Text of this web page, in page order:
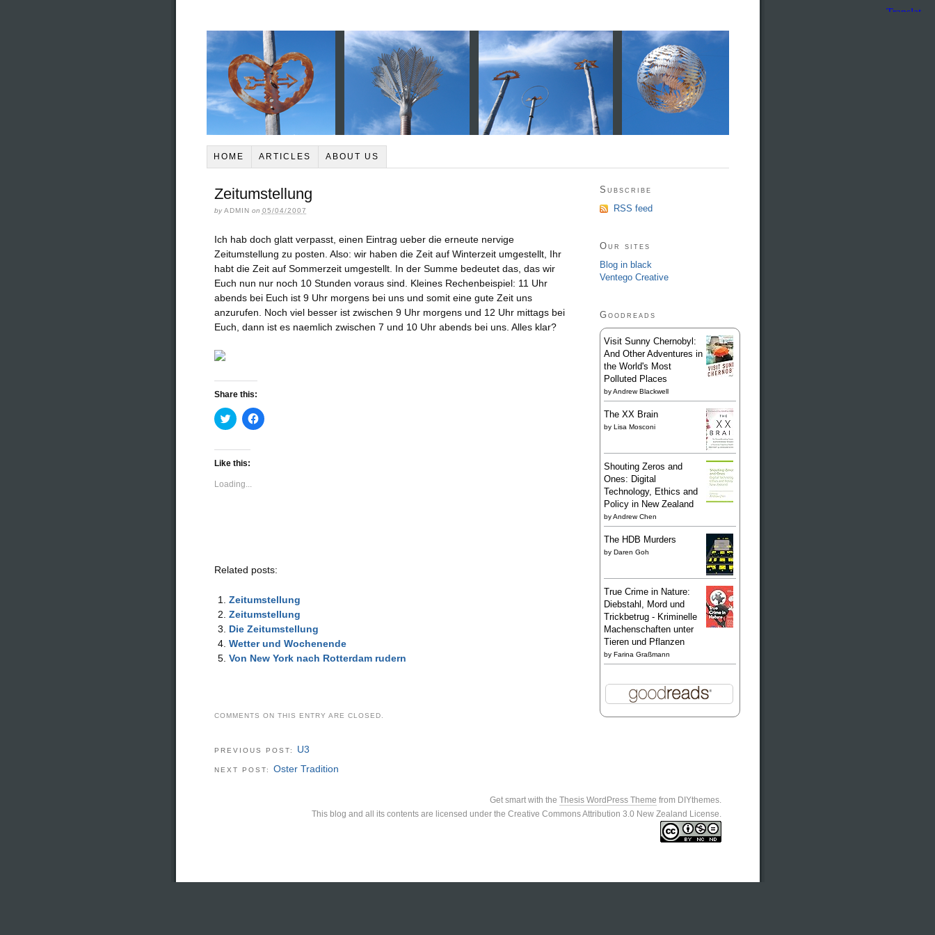
HOME ARTICLES ABOUT US
Zeitumstellung
byADMIN on 05/04/2007
Ich hab doch glatt verpasst, einen Eintrag ueber die erneute nervige
Zeitumstellung zu posten. Also: wir haben die Zeit auf Winterzeit umgestellt, Ihr
habt die Zeit auf Sommerzeit umgestellt. In der Summe bedeutet das, das wir
Euch nun nur noch 10 Stunden voraus sind. Kleines Rechenbeispiel: 11 Uhr
abends bei Euch ist 9 Uhr morgens bei uns und somit eine gute Zeit uns
anzurufen. Noch viel besser ist zwischen 9 Uhr morgens und 12 Uhr mittags bei
Euch, dann ist es naemlich zwischen 7 und 10 Uhr abends bei uns. Alles klar?
Share this:
Click
to
Twitter
(Opens
new
window)
Click
to
Like this:
Loading...
Related posts:
Zeitumstellung
Zeitumstellung
Die Zeitumstellung
Wetter und Wochenende
Von New York nach Rotterdam rudern
COMMENTS ON THIS ENTRY ARE CLOSED.
PREVIOUS POST: U3
NEXT POST: Oster Tradition
Subscribe
RSS feed
Our sites
Blog in black
Ventego Creative
Goodreads
Visit Sunny Chernobyl:
And Other Adventures in
the World's Most
Polluted Places
byAndrew Blackwell
The XX Brain
by Lisa Mosconi
Shouting Zeros and
Ones: Digital
Technology, Ethics and
Policy in New Zealand
byAndrew Chen
The HDB Murders
by Daren Goh
True Crime in Nature:
Diebstahl, Mord und
Trickbetrug - Kriminelle
Machenschaften unter
Tieren und Pflanzen
by Farina Graßmann
Get smart with the Thesis WordPress Theme from DIYthemes.
This blog and all its contents are licensed under the Creative Commons Attribution 3.0 New Zealand License.